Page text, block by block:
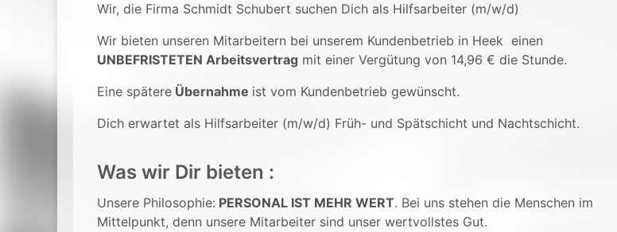
Wir, die Firma Schmidt Schubert suchen Dich als Hilfsarbeiter (m/w/d)
Wir bieten unseren Mitarbeitern bei unserem Kundenbetrieb in Heek einen
UNBEFRISTETEN Arbeitsvertrag mit einer Vergütung von 14,96 € die Stunde.
Eine spätere Übernahme ist vom Kundenbetrieb gewünscht.
Dich erwartet als Hilfsarbeiter (m/w/d) Früh- und Spätschicht und Nachtschicht.
Was wir Dir bieten :
Unsere Philosophie: PERSONAL IST MEHR WERT. Bei uns stehen die Menschen im
Mittelpunkt, denn unsere Mitarbeiter sind unser wertvollstes Gut.